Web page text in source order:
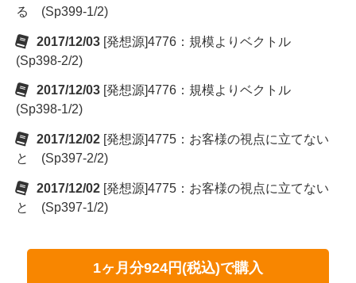
る (Sp399-1/2)
2017/12/03 [発想源]4776：規模よりベクトル
(Sp398-2/2)
2017/12/03 [発想源]4776：規模よりベクトル
(Sp398-1/2)
2017/12/02 [発想源]4775：お客様の視点に立てない
と (Sp397-2/2)
2017/12/02 [発想源]4775：お客様の視点に立てない
と (Sp397-1/2)
1ヶ月分924円(税込)で購入